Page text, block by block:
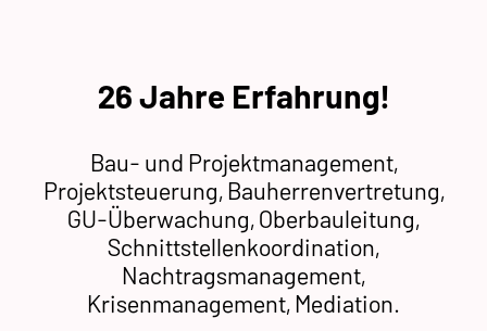
26 Jahre Erfahrung!
Bau- und Projektmanagement,
Projektsteuerung, Bauherrenvertretung,
GU-Überwachung, Oberbauleitung,
Schnittstellenkoordination,
Nachtragsmanagement,
Krisenmanagement, Mediation.